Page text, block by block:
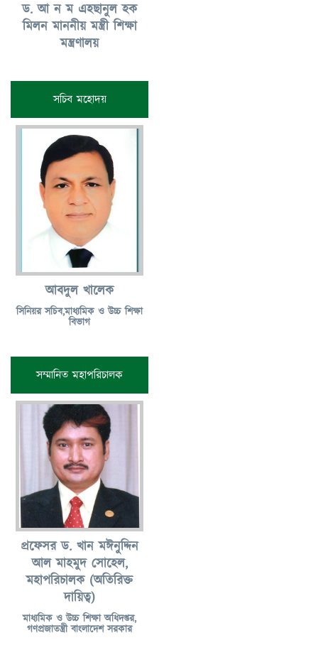
ড. আ ন ম এহছানুল হক
মিলন মাননীয় মন্ত্রী শিক্ষা
মন্ত্রণালয়
সচিব মহোদয়
আবদুল খালেক
সিনিয়র সচিব,মাধ্যমিক ও উচ্চ শিক্ষা
বিভাগ
সম্মানিত মহাপরিচালক
প্রফেসর ড. খান মঈনুদ্দিন
আল মাহমুদ সোহেল,
মহাপরিচালক (অতিরিক্ত
দায়িত্ব)
মাধ্যমিক ও উচ্চ শিক্ষা অধিদপ্তর,
গণপ্রজাতন্ত্রী বাংলাদেশ সরকার